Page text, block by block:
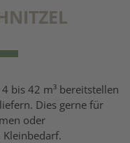
bis 42 m³ bereitstellen
Dies gerne für
oder